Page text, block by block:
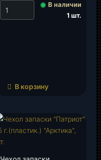
◉ В наличии
1 шт.
В корзину